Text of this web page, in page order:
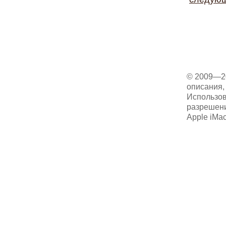
©
описания,
Apple